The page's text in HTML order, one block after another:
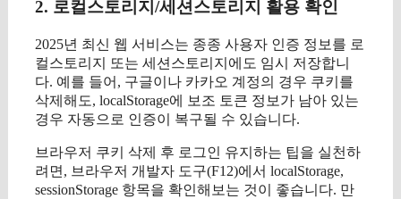
2. 로컬스토리지/세션스토리지 활용 확인
2025년 최신 웹 서비스는 종종 사용자 인증 정보를 로
컬스토리지 또는 세션스토리지에도 임시 저장합니
다. 예를 들어, 구글이나 카카오 계정의 경우 쿠키를
삭제해도, localStorage에 보조 토큰 정보가 남아 있는
경우 자동으로 인증이 복구될 수 있습니다.
브라우저 쿠키 삭제 후 로그인 유지하는 팁을 실천하
려면, 브라우저 개발자 도구(F12)에서 localStorage,
sessionStorage 항목을 확인해보는 것이 좋습니다. 만